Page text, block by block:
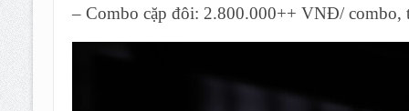
– Combo cặp đôi: 2.800.000++ VNĐ/ combo,